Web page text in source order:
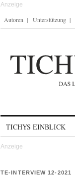
Autoren Unterstützung
TICHYS EINBLICK
TE-INTERVIEW 12-2021